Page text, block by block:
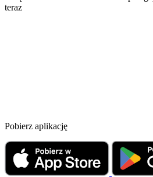
teraz
Pobierz aplikację